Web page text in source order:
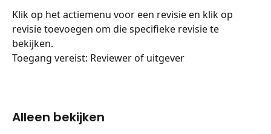
Klik op het actiemenu voor een revisie en klik op
revisie toevoegen om die specifieke revisie te
bekijken.
Toegang vereist: Reviewer of uitgever
Alleen bekijken